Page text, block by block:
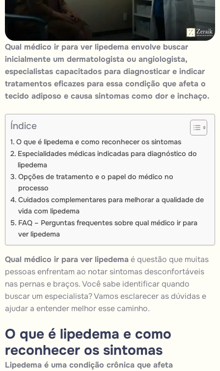
Qual médico ir para ver lipedema envolve buscar
inicialmente um dermatologista ou angiologista,
especialistas capacitados para diagnosticar e indicar
tratamentos eficazes para essa condição que afeta o
tecido adiposo e causa sintomas como dor e inchaço.
Índice
O que é lipedema e como reconhecer os sintomas
Especialidades médicas indicadas para diagnóstico do
lipedema
Opções de tratamento e o papel do médico no
processo
Cuidados complementares para melhorar a qualidade de
vida com lipedema
FAQ – Perguntas frequentes sobre qual médico ir para
ver lipedema
Qual médico ir para ver lipedemaé questão que muitas
pessoas enfrentam ao notar sintomas desconfortáveis
nas pernas e braços. Você sabe identificar quando
buscar um especialista? Vamos esclarecer as dúvidas e
ajudar a entender melhor esse caminho.
O que é lipedema e como
reconhecer os sintomas
Lipedema é uma condição crônica que afeta